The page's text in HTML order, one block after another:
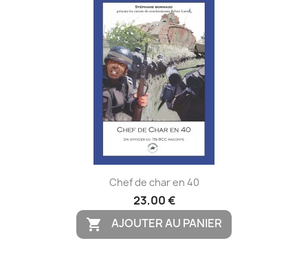
Chef de char en 40
23,00 €
 AJOUTER AU PANIER